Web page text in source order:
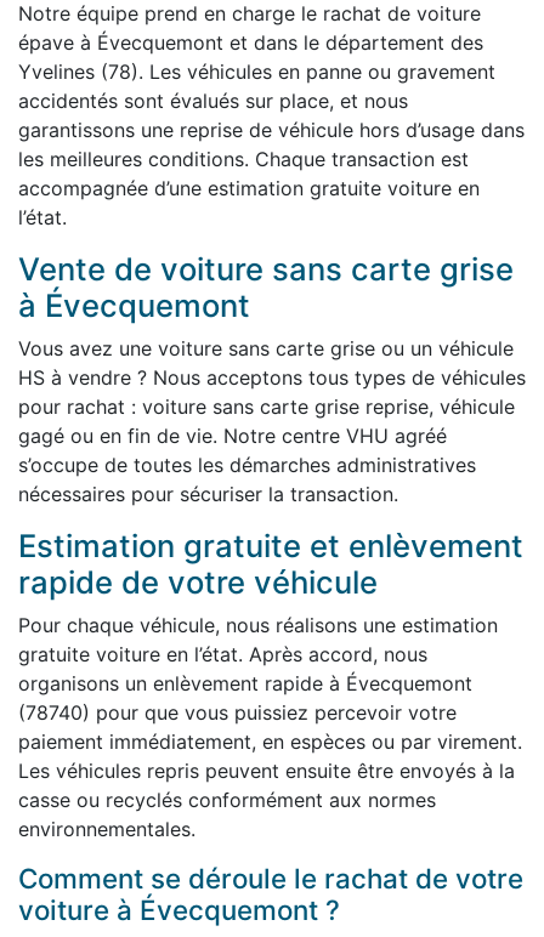
Notre équipe prend en charge le rachat de voiture
épave à Évecquemont et dans le département des
Yvelines (78). Les véhicules en panne ou gravement
accidentés sont évalués sur place, et nous
garantissons une reprise de véhicule hors d’usage dans
les meilleures conditions. Chaque transaction est
accompagnée d’une estimation gratuite voiture en
l’état.
Vente de voiture sans carte grise
à Évecquemont
Vous avez une voiture sans carte grise ou un véhicule
HS à vendre ? Nous acceptons tous types de véhicules
pour rachat : voiture sans carte grise reprise, véhicule
gagé ou en fin de vie. Notre centre VHU agréé
s’occupe de toutes les démarches administratives
nécessaires pour sécuriser la transaction.
Estimation gratuite et enlèvement
rapide de votre véhicule
Pour chaque véhicule, nous réalisons une estimation
gratuite voiture en l’état. Après accord, nous
organisons un enlèvement rapide à Évecquemont
(78740) pour que vous puissiez percevoir votre
paiement immédiatement, en espèces ou par virement.
Les véhicules repris peuvent ensuite être envoyés à la
casse ou recyclés conformément aux normes
environnementales.
Comment se déroule le rachat de votre
voiture à Évecquemont ?